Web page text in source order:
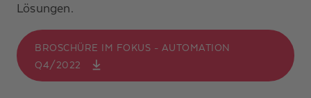
Lösungen.
BROSCHÜRE IM FOKUS - AUTOMATION
Q4/2022